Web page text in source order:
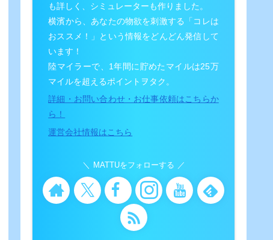
も詳しく、シミュレーターも作りました。
横濱から、あなたの物欲を刺激する「コレは
おススメ！」という情報をどんどん発信して
います！
陸マイラーで、1年間に貯めたマイルは25万
マイルを超えるポイントヲタク。
詳細・お問い合わせ・お仕事依頼はこちらか
ら！
運営会社情報はこちら
MATTUをフォローする